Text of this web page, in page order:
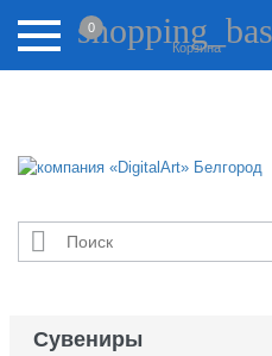
Внимание! Цены на сайте
Актуальные цены
Корзина
0

Сувениры